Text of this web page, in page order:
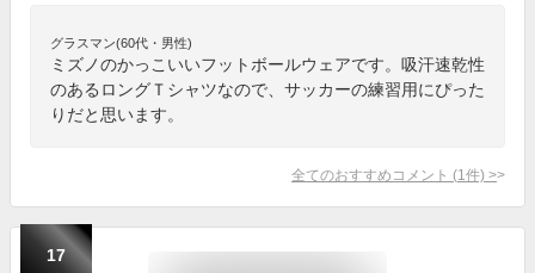
グラスマン(60代・男性)
ミズノのかっこいいフットボールウェアです。吸汗速乾性
のあるロングＴシャツなので、サッカーの練習用にぴった
りだと思います。
全てのおすすめコメント (1 件) >
17